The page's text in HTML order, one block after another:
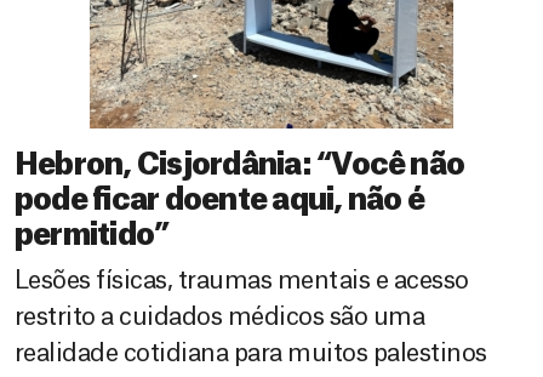
Hebron, Cisjordânia: “Você não
pode ficar doente aqui, não é
permitido”
Lesões físicas, traumas mentais e acesso
restrito a cuidados médicos são uma
realidade cotidiana para muitos palestinos